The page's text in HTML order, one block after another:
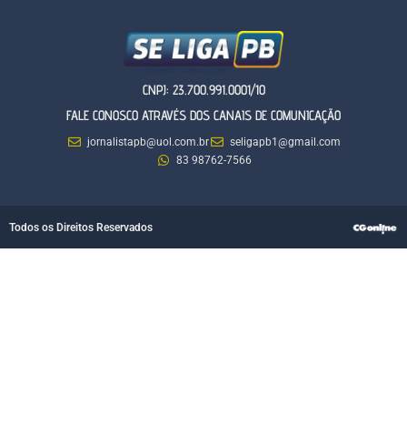
CNPJ: 23.700.991.0001/10
FALE CONOSCO ATRAVÉS DOS CANAIS DE COMUNICAÇÃO
jornalistapb@uol.com.br
seligapb1@gmail.com
83 98762-7566
Todos os Direitos Reservados